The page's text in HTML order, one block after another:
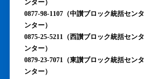
ンター）
0877-98-1107（中讃ブロック統括セン
ンター）
0875-25-5211（西讃ブロック統括セン
ンター）
0879-23-7071（東讃ブロック統括セン
ンター）